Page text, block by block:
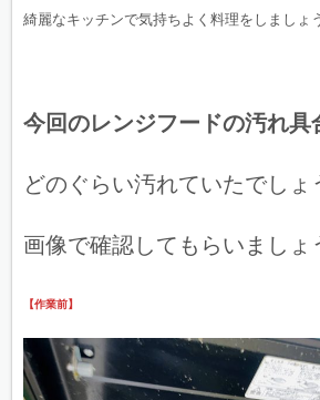
綺麗なキッチンで気持ちよく料理をしましょ
今回のレンジフードの汚れ具
どのぐらい汚れていたでしょ
画像で確認してもらいましょ
【作業前】